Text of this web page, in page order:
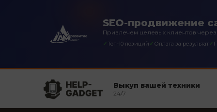
SEO-продвижение
Привлечем целевых клиентов
✓Топ-10 позиций ✓ Оплата за результат✓
Выкуп вашей техники
24/7